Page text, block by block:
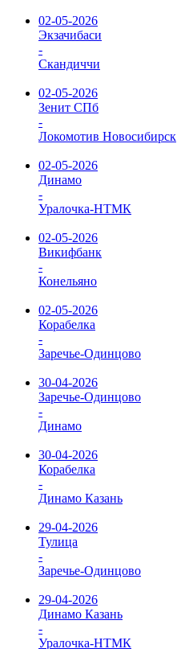
02-05-2026
Экзачибаси
-
Скандиччи
02-05-2026
Зенит СПб
-
Локомотив Новосибирск
02-05-2026
Динамо
-
Уралочка-НТМК
02-05-2026
Викифбанк
-
Конельяно
02-05-2026
Корабелка
-
Заречье-Одинцово
30-04-2026
Заречье-Одинцово
-
Динамо
30-04-2026
Корабелка
-
Динамо Казань
29-04-2026
Тулица
-
Заречье-Одинцово
29-04-2026
Динамо Казань
-
Уралочка-НТМК